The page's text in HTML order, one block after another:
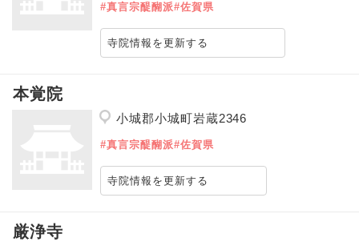
#真言宗醍醐派#佐賀県
寺院情報を更新する
本覚院
小城郡小城町岩蔵2346
#真言宗醍醐派#佐賀県
寺院情報を更新する
厳浄寺